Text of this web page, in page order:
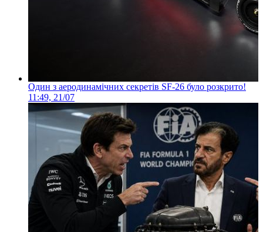
Один з аеродинамічних секретів SF-26 було розкрито!
11:49, 21/07